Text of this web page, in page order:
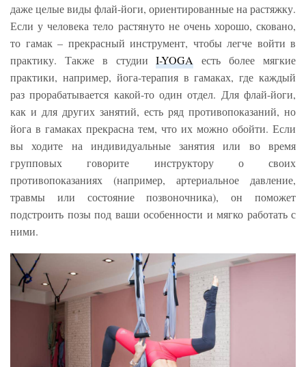
даже целые виды флай-йоги, ориентированные на растяжку.
Если у человека тело растянуто не очень хорошо, сковано,
то гамак – прекрасный инструмент, чтобы легче войти в
практику. Также в студииI-YOGA
есть более мягкие
практики, например, йога-терапия в гамаках, где каждый
раз прорабатывается какой-то один отдел. Для флай-йоги,
как и для других занятий, есть ряд противопоказаний, но
йога в гамаках прекрасна тем, что их можно обойти. Если
вы ходите на индивидуальные занятия или во время
групповых говорите инструктору о своих
противопоказаниях (например, артериальное давление,
травмы или состояние позвоночника), он поможет
подстроить позы под ваши особенности и мягко работать с
ними.